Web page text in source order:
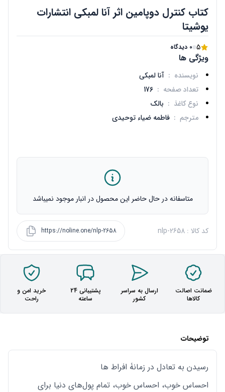
کتاب کنترل دوپامین اثر آنا لمبکی انتشارات
یوشیتا
5 0 دیدگاه
ویژگی ها
نویسنده : آنا لمبکی
تعداد صفحه :
176
نوع کاغذ : بالک
مترجم : فاطمه ضیاء توحیدی
متاسفانه در حال حاضر این محصول در انبار موجود نمیباشد
کد کالا : nlp-2658 https://noline.one/nlp-2658
ضمانت اصالت
کالاها
ارسال به سراسر
کشور
پشتیبانی 24
ساعته
خرید امن و
راحت
توضیحات
رسیدن به تعادل در زمانۀ افراط‌ ها
احساس خوب، احساس خوب، تمام پول‌های دنیا برای